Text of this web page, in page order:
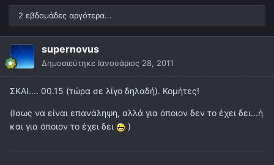
2 εβδομάδες αργότερα...
supernovus
Δημοσιεύτηκε Ιανουάριος 28, 2011
ΣΚΑΙ.... 00.15 (τώρα σε λίγο δηλαδή). Κομήτες!
(Ισως να είναι επανάληψη, αλλά για όποιον δεν το έχει δει...ή
και για όποιον το έχει δει
)